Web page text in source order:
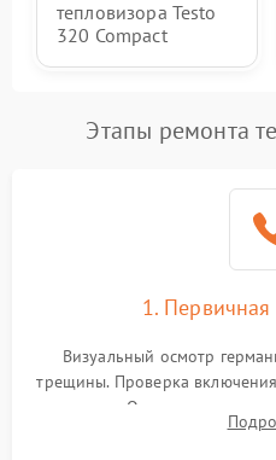
тепловизора Testo
320 Compact
Этапы ремонта
1. Первичная
Визуальный осмотр
трещины. Проверка
зарядки. Оценка вывода
проверка базовых